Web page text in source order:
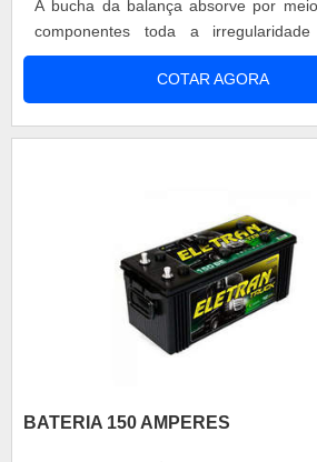
A bucha da balança absorve por
componentes toda a
estabilidade do automóvel, evitando
solavancos cheguem até o usuário.
importantes A conservação dos
COTAR AGORA
BATERIA 150 AMPERES